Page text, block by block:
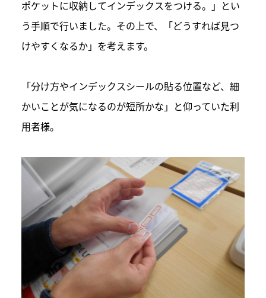
ポケットに収納してインデックスをつける。」とい
う手順で行いました。その上で、「どうすれば見つ
けやすくなるか」を考えます。
「分け方やインデックスシールの貼る位置など、細
かいことが気になるのが短所かな」と仰っていた利
用者様。